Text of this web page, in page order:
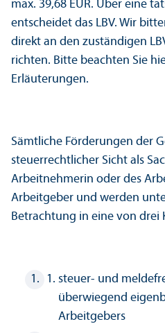
max. 39,68 EUR. Über eine
entscheidet das LBV. Wir
direkt an den zuständigen
richten. Bitte beachten Sie
Erläuterungen.
Sämtliche Förderungen der
steuerrechtlicher Sicht als
Arbeitnehmerin oder des
Arbeitgeber und werden
Betrachtung in eine von drei
steuer- und
überwiegend
Arbeitgebers